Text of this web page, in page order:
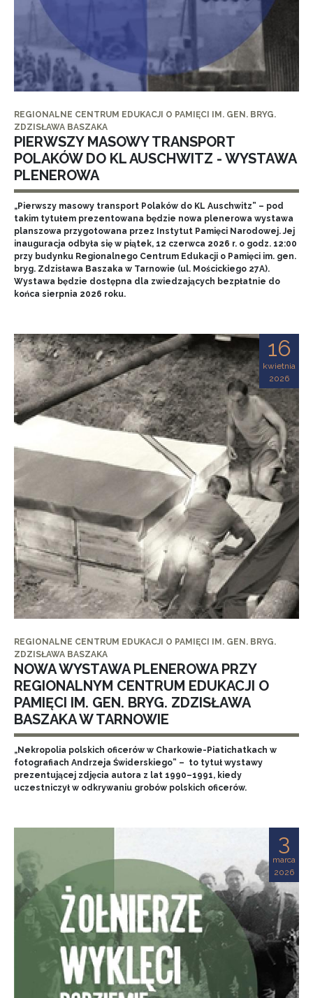
REGIONALNE CENTRUM EDUKACJI O PAMIĘCI IM. GEN. BRYG.
ZDZISŁAWA BASZAKA
PIERWSZY MASOWY TRANSPORT
POLAKÓW DO KL AUSCHWITZ - WYSTAWA
PLENEROWA
„Pierwszy masowy transport Polaków do KL Auschwitz” – pod
takim tytułem prezentowana będzie nowa plenerowa wystawa
planszowa przygotowana przez Instytut Pamięci Narodowej. Jej
inauguracja odbyła się w piątek, 12 czerwca 2026 r. o godz. 12:00
przy budynku Regionalnego Centrum Edukacji o Pamięci im. gen.
bryg. Zdzisława Baszaka w Tarnowie (ul. Mościckiego 27A).
Wystawa będzie dostępna dla zwiedzających bezpłatnie do
końca sierpnia 2026 roku.
16
kwietnia
2026
REGIONALNE CENTRUM EDUKACJI O PAMIĘCI IM. GEN. BRYG.
ZDZISŁAWA BASZAKA
NOWA WYSTAWA PLENEROWA PRZY
REGIONALNYM CENTRUM EDUKACJI O
PAMIĘCI IM. GEN. BRYG. ZDZISŁAWA
BASZAKA W TARNOWIE
„Nekropolia polskich oficerów w Charkowie-Piatichatkach w
fotografiach Andrzeja Świderskiego” – to tytuł wystawy
prezentującej zdjęcia autora z lat 1990–1991, kiedy
uczestniczył w odkrywaniu grobów polskich oficerów.
3
marca
2026